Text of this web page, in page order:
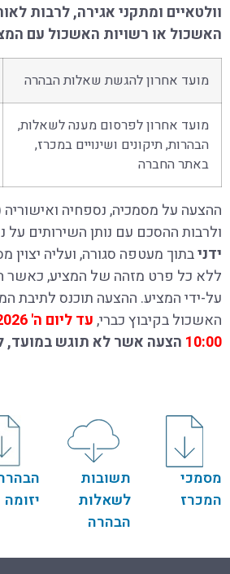
וולטאיים ומתקני אגירה, לרבות
האשכול או רשויות האשכול עם
מועד אחרון להגשת שאלות הבהרה
מועד אחרון לפרסום מענה לשאלות,
הבהרות, תיקונים ושינויים במכרז,
באתר החברה
ההצעה על מסמכיה, נספחיה
ולרבות ההסכם עם נותן השירותים על
ידניבתוך מעטפה סגורה, ועליה יצוין
ללא כל פרט מזהה של המציע, כאשר
על-ידי המציע. ההצעה תוכנס לתיבת
האשכול בקיבוץ כברי,
10:00 הצעה אשר לא תוגש במועד,
מסמכי
המכרז
תשובות
לשאלות
הבהרה
יזומה